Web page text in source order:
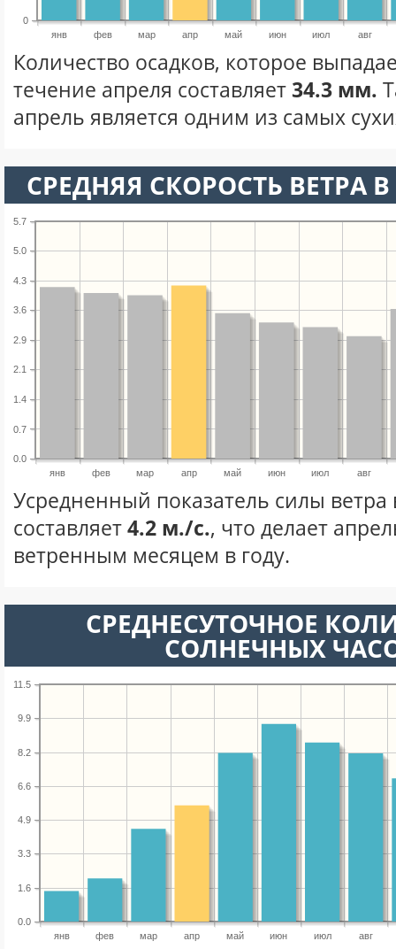
янв фев мар апр май июн июл авг
0
Количество осадков, которое
течение апреля составляет34.3 мм.
апрель является одним из самых
СРЕДНЯЯ СКОРОСТЬ ВЕТРА
янв фев мар апр май июн июл авг
0.0
0.7
1.4
2.1
2.9
3.6
4.3
5.0
5.7
Усредненный показатель силы ветра
составляет4.2 м./с., что делает
ветренным месяцем в году.
СРЕДНЕСУТОЧНОЕ
СОЛНЕЧНЫХ
янв фев мар апр май июн июл авг
0.0
1.6
3.3
4.9
6.6
8.2
9.9
11.5